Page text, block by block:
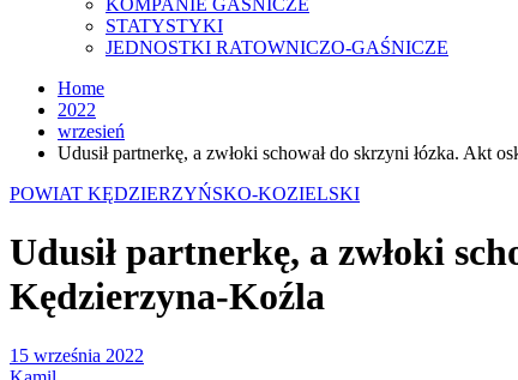
KOMPANIE GAŚNICZE
STATYSTYKI
JEDNOSTKI RATOWNICZO-GAŚNICZE
Home
2022
wrzesień
Udusił partnerkę, a zwłoki schował do skrzyni łózka. Akt
POWIAT KĘDZIERZYŃSKO-KOZIELSKI
Udusił partnerkę, a zwłoki
Kędzierzyna-Koźla
15 września 2022